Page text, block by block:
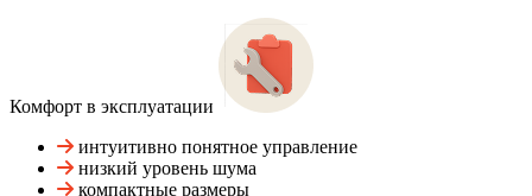
Комфорт в эксплуатации
интуитивно понятное управление
низкий уровень шума
компактные размеры